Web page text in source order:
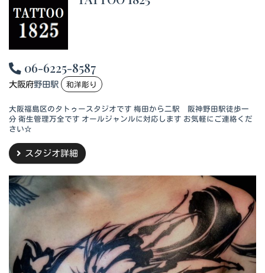
06-6225-8587
大阪府野田駅 和洋彫り
大阪福島区のタトゥースタジオです 梅田から二駅 阪神野田駅徒歩一
分 衛生管理万全です オールジャンルに対応します お気軽にご連絡くだ
さい☆
スタジオ詳細